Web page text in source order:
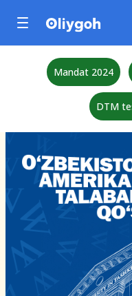
Mandat 2024
DTM